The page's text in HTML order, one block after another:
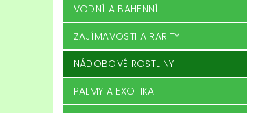
VODNÍ A BAHENNÍ
ZAJÍMAVOSTI A RARITY
NÁDOBOVÉ ROSTLINY
PALMY A EXOTIKA